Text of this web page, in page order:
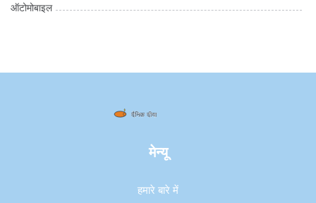
ऑटोमोबाइल
मेन्यू
हमारे बारे में